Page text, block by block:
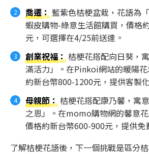
喬遷 ： 藍紫色桔梗盆栽，花語為
蝦皮購物-綠意生活館購買，價格
元，可選擇在4/25前送達。
創業祝福 ： 桔梗花搭配向日葵，
滿活力」。在Pinkoi網站的暖陽
約新台幣800-1200元，提供客製
母親節 ： 桔梗花搭配康乃馨，寓
之恩」。在momo購物網的馨意
價格約新台幣600-900元，提供免
了解桔梗花語後，下一個挑戰是區分